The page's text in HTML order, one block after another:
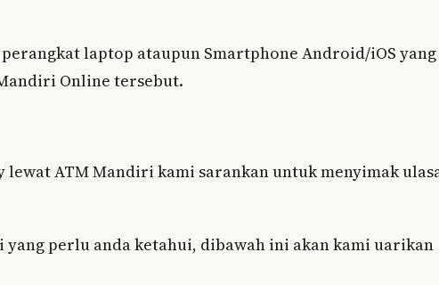
laptop ataupun Smartphone Android/iOS yang
Online tersebut.
lewat ATM Mandiri kami sarankan untuk menyimak
perlu anda ketahui, dibawah ini akan kami uarikan